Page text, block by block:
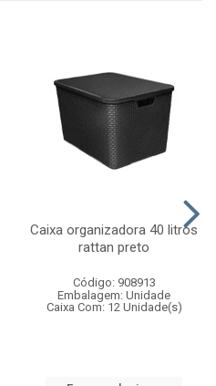
Caixa organizadora 40 litros
rattan preto
Código: 908913
Embalagem: Unidade
Caixa Com: 12 Unidade(s)